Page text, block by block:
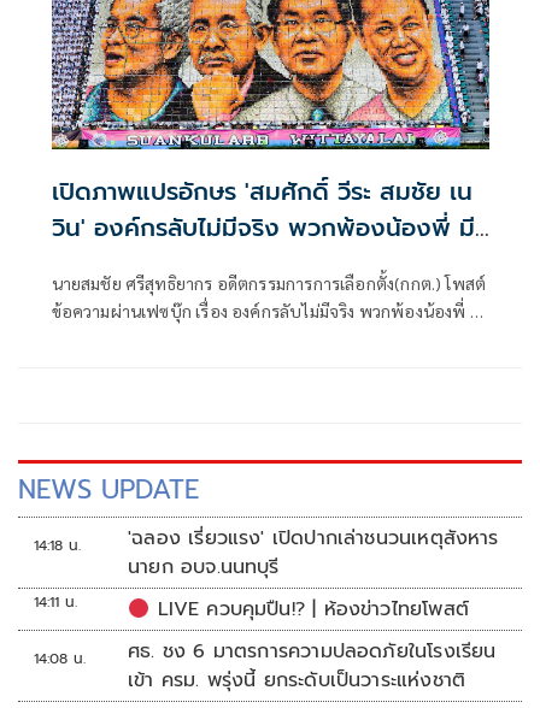
เปิดภาพแปรอักษร 'สมศักดิ์ วีระ สมชัย เน
วิน' องค์กรลับไม่มีจริง พวกพ้องน้องพี่ มี
นายสมชัย ศรีสุทธิยากร อดีตกรรมการการเลือกตั้ง(กกต.) โพสต์
ข้อความผ่านเฟซบุ๊ก เรื่อง องค์กรลับไม่มีจริง พวกพ้องน้องพี่ มี
NEWS UPDATE
14:18 น.
'ฉลอง เรี่ยวแรง' เปิดปากเล่าชนวนเหตุสังหาร
นายก อบจ.นนทบุรี
14:11 น. LIVE ควบคุมปืน!? | ห้องข่าวไทยโพสต์
14:08 น.
ศธ. ชง 6 มาตรการความปลอดภัยในโรงเรียน
เข้า ครม. พรุ่งนี้ ยกระดับเป็นวาระแห่งชาติ